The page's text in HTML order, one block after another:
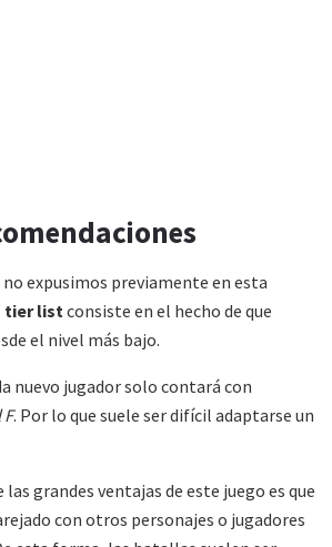
no expusimos previamente en esta
tier list consiste en el hecho de que
el nivel más bajo.
nuevo jugador solo contará con
F. Por lo que suele ser difícil adaptarse un
grandes ventajas de este juego es que
con otros personajes o jugadores